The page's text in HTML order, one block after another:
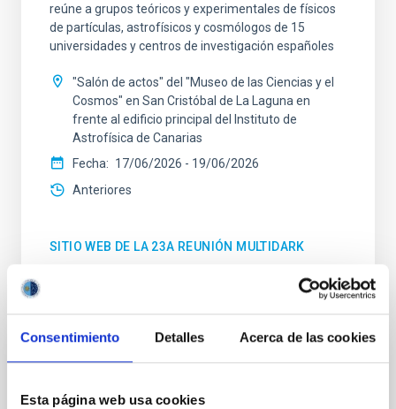
Consentimiento Detalles Acerca de las cookies
Esta página web usa cookies
reúne a grupos teóricos y experimentales de físicos
de partículas, astrofísicos y cosmólogos de 15
universidades y centros de investigación españoles
"Salón de actos" del "Museo de las Ciencias y el
Cosmos" en San Cristóbal de La Laguna en
frente al edificio principal del Instituto de
Astrofísica de Canarias
Fecha
17/06/2026 - 19/06/2026
Anteriores
SITIO WEB DE LA 23A REUNIÓN MULTIDARK
CONGRESO
Substellar Astrophysics 2026